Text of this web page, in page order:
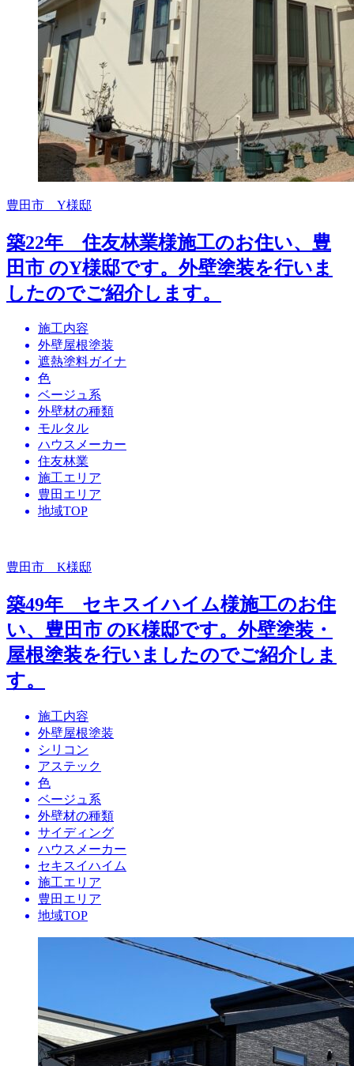
豊田市 Y様邸
築22年 住友林業様施工のお住い、豊
田市 のY様邸です。外壁塗装を行いま
したのでご紹介します。
施工内容
外壁屋根塗装
遮熱塗料ガイナ
色
ベージュ系
外壁材の種類
モルタル
ハウスメーカー
住友林業
施工エリア
豊田エリア
地域TOP
豊田市 K様邸
築49年 セキスイハイム様施工のお住
い、豊田市 のK様邸です。外壁塗装・
屋根塗装を行いましたのでご紹介しま
す。
施工内容
外壁屋根塗装
シリコン
アステック
色
ベージュ系
外壁材の種類
サイディング
ハウスメーカー
セキスイハイム
施工エリア
豊田エリア
地域TOP